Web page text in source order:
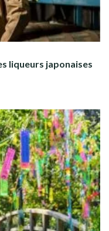
liqueurs japonaises